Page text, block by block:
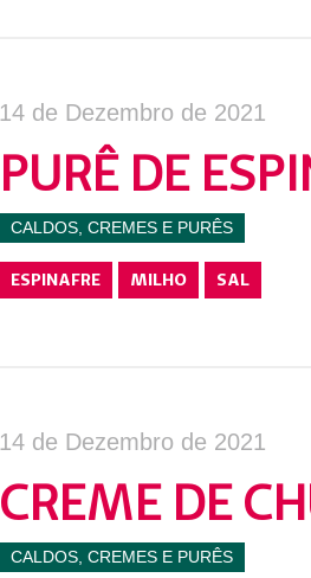
14 de Dezembro de 2021
PURÊ DE
CALDOS, CREMES E PURÊS
ESPINAFRE MILHO SAL
14 de Dezembro de 2021
CREME DE
CALDOS, CREMES E PURÊS